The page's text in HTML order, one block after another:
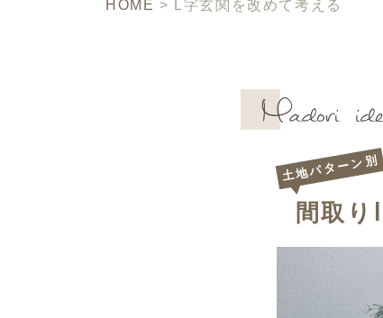
HOME > L字玄関を改めて考える
土地パターン別
間取り